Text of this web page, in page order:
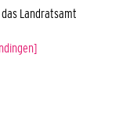
Landratsamt